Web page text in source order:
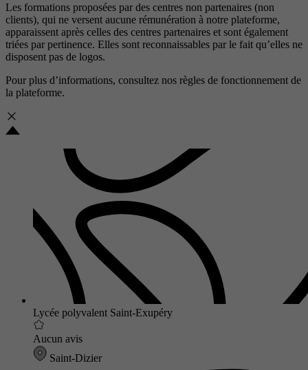
Les formations proposées par des centres non partenaires (non
clients), qui ne versent aucune rémunération à notre plateforme,
apparaissent après celles des centres partenaires et sont également
triées par pertinence. Elles sont reconnaissables par le fait qu’elles ne
disposent pas de logos.
Pour plus d’informations, consultez nos règles de fonctionnement de
la plateforme.
Lycée polyvalent Saint-Exupéry
Aucun avis
Saint-Dizier